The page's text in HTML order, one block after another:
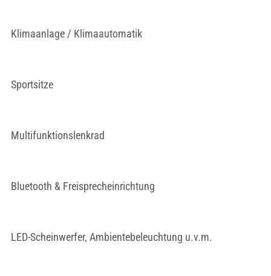
Klimaanlage / Klimaautomatik
Sportsitze
Multifunktionslenkrad
Bluetooth & Freisprecheinrichtung
LED-Scheinwerfer, Ambientebeleuchtung u.v.m.